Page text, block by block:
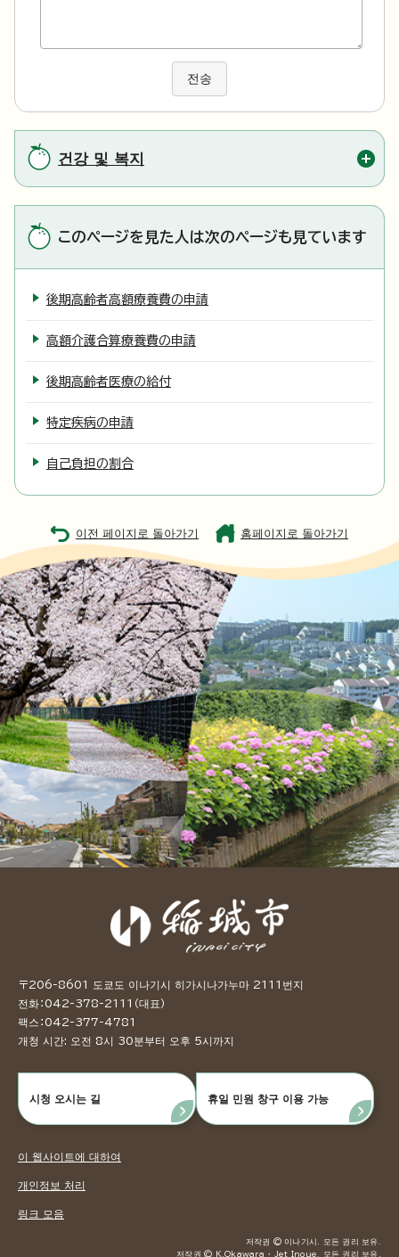
전송
건강 및 복지
このページを見た人は次のページも見ています
後期高齢者高額療養費の申請
高額介護合算療養費の申請
後期高齢者医療の給付
特定疾病の申請
自己負担の割合
이전 페이지로 돌아가기 홈페이지로 돌아가기
〒206-8601 도쿄도 이나기시 히가시나가누마 2111번지
전화：042-378-2111（대표）
팩스：042-377-4781
개청 시간: 오전 8시 30분부터 오후 5시까지
시청 오시는 길 휴일 민원 창구 이용 가능
이 웹사이트에 대하여
개인정보 처리
링크 모음
저작권 © 이나기시. 모든 권리 보유.
저작권 © K.Okawara ・ Jet Inoue. 모든 권리 보유.